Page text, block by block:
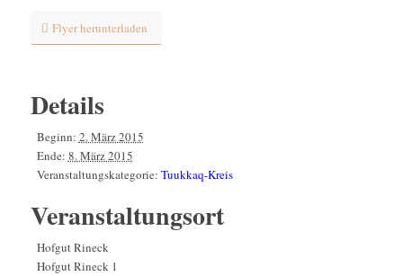
Flyer herunterladen
Details
Beginn: 2. März 2015
Ende: 8. März 2015
Veranstaltungskategorie: Tuukkaq-Kreis
Veranstaltungsort
Hofgut Rineck
Hofgut Rineck 1